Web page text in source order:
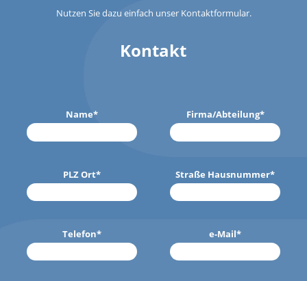
Nutzen Sie dazu einfach unser Kontaktformular.
Kontakt
Name* Firma/Abteilung*
PLZ Ort* Straße Hausnummer*
Telefon* e-Mail*